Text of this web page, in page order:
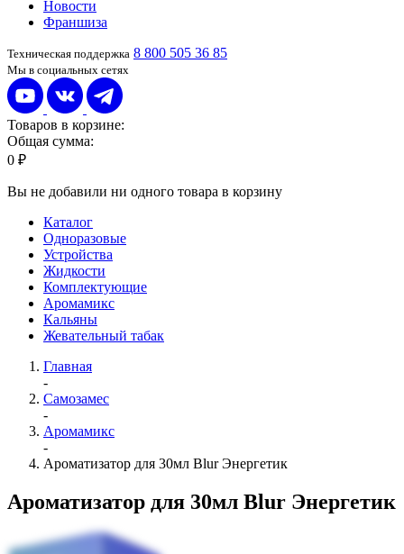
Новости
Франшиза
Техническая поддержка 8 800 505 36 85
Мы в социальных сетях
Товаров в корзине:
Общая сумма:
0 ₽
Вы не добавили ни одного товара в корзину
Каталог
Одноразовые
Устройства
Жидкости
Комплектующие
Аромамикс
Кальяны
Жевательный табак
Главная
-
Самозамес
-
Аромамикс
-
Ароматизатор для 30мл Blur Энергетик
Ароматизатор для 30мл Blur Энергетик